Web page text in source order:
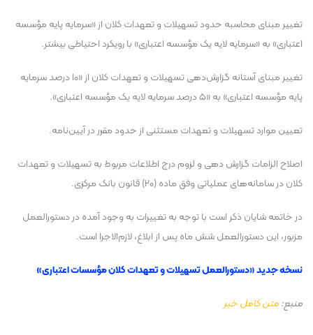
تغییر مبنای محاسبه حدود تسهیلات و تعهدات کلان از «سرمایه پایه مؤسسه
اعتباری» به «سرمایه لایه یک مؤسسه اعتباری» با رویکرد احتیاطی بیشتر.
تغییر مبنای آستانه گزارش‌دهی تسهیلات و تعهدات کلان از «۱۰ درصد سرمایه
پایه مؤسسه اعتباری» به «۵ درصد سرمایه لایه یک مؤسسه اعتباری».
تعیین موارد تسهیلات و تعهدات مستثنی از حدود مقرر در آیین‌نامه.
اصلاح الزامات گزارش دهی و لزوم درج اطلاعات مربوط به تسهیلات و تعهدات
کلان در سامانه‌های عملیاتی وفق ماده (۲۰) قانون بانک مرکزی.
در خاتمه شایان ذکر است با توجه به تغییرات به وجود آمده در دستورالعمل
مزبور، این دستورالعمل شش ماه پس از ابلاغ، لازم‌الاجرا است.
نسخه جدید «دستورالعمل تسهیلات و تعهدات کلان مؤسسات اعتباری»
منبع:متن کامل خبر